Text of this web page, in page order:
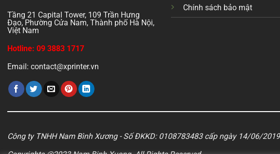
Tầng 21 Capital Tower, 109 Trần Hưng
Đạo, Phường Cửa Nam, Thành phố Hà Nội,
Việt Nam
Hotline: 09 3883 1717
Email: contact@xprinter.vn
Chính sách bảo mật
Công ty TNHH Nam Bình Xương - Số ĐKKD: 0108783483 cấp ngày 14/06/